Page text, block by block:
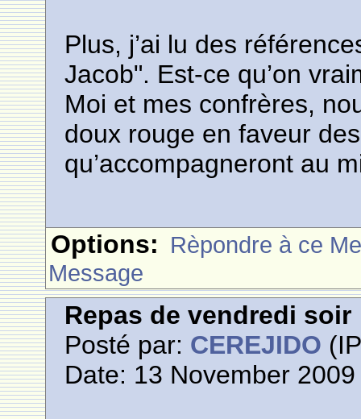
Plus, j’ai lu des
Jacob". Est-ce qu’on
Moi et mes confrères,
doux rouge en faveur
qu’accompagneront au
Options: Rèpondre à ce
Message
Repas de vendredi soir
Posté par: CEREJIDO
Date: 13 November